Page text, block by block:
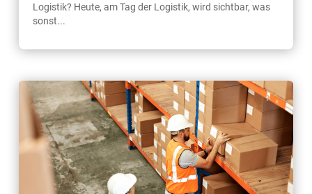
Logistik? Heute, am Tag der Logistik, wird sichtbar, was
sonst...